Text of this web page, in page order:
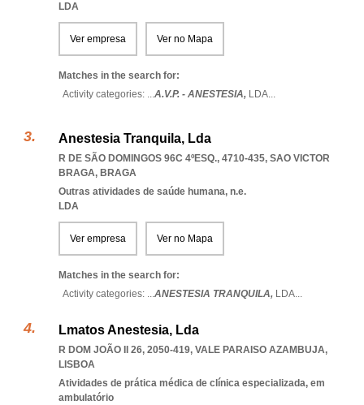
LDA
Ver empresa Ver no Mapa
Matches in the search for:
Activity categories: ...A.V.P. - ANESTESIA, LDA...
Anestesia Tranquila, Lda
R DE SÃO DOMINGOS 96C 4ºESQ., 4710-435, SAO VICTOR
BRAGA, BRAGA
Outras atividades de saúde humana, n.e.
LDA
Ver empresa Ver no Mapa
Matches in the search for:
Activity categories: ...ANESTESIA TRANQUILA, LDA...
Lmatos Anestesia, Lda
R DOM JOÃO II 26, 2050-419, VALE PARAISO AZAMBUJA,
LISBOA
Atividades de prática médica de clínica especializada, em
ambulatório